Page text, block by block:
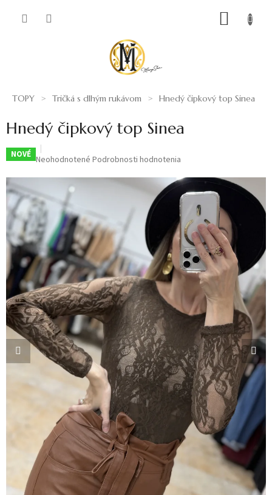
TOPY Tričká s dlhým rukávom Hnedý čipkový top Sinea
Hnedý čipkový top Sinea
NOVÉ Priemerné
je
0,0
z
5
hviezdičiek.
Neohodnotené Podrobnosti hodnotenia